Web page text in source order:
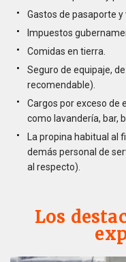
Gastos de pasaporte y
Impuestos
Comidas en tierra.
Seguro de equipaje,
recomendable).
Cargos por exceso de
como lavandería, bar,
La propina habitual al
demás personal de
al respecto).
Los